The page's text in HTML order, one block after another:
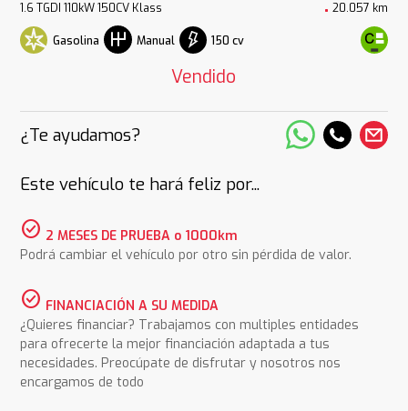
1.6 TGDI 110kW 150CV Klass 20.057 km
Gasolina Manual 150 cv
Vendido
¿Te ayudamos?
Este vehículo te hará feliz por...
check_circle 2 MESES DE PRUEBA o 1000km
Podrá cambiar el vehículo por otro sin pérdida de valor.
check_circle FINANCIACIÓN A SU MEDIDA
¿Quieres financiar? Trabajamos con multiples entidades
para ofrecerte la mejor financiación adaptada a tus
necesidades. Preocúpate de disfrutar y nosotros nos
encargamos de todo